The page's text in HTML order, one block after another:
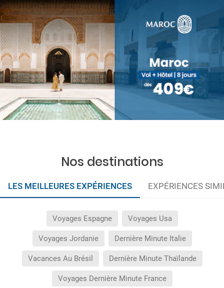
Nos destinations
LES MEILLEURES EXPÉRIENCES EXPÉRIENCES
Voyages Espagne Voyages Usa
Voyages Jordanie Dernière Minute Italie
Vacances Au Brésil Dernière Minute Thaïlande
Voyages Dernière Minute France